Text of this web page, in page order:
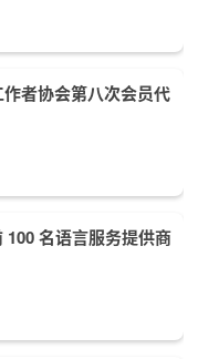
者协会第八次会员代
名语言服务提供商